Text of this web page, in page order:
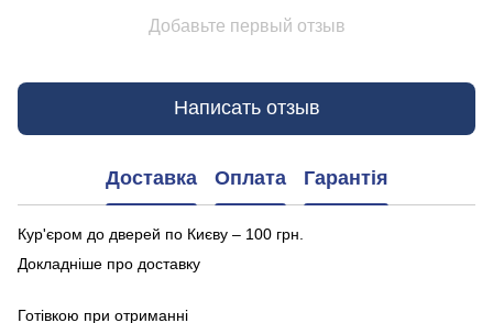
Добавьте первый отзыв
Написать отзыв
Доставка Оплата Гарантія
Кур'єром до дверей по Києву – 100 грн.
Докладніше про доставку
Готівкою при отриманні